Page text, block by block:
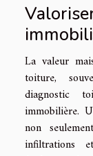
La valeur
toiture,
diagnostic
immobilière.
non
infiltrations